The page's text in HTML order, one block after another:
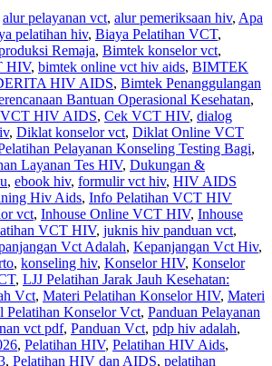
alur pelayanan vct, alur pemeriksaan hiv, Apa
pelatihan hiv, Biaya Pelatihan VCT,
Remaja, Bimtek konselor vct,
HIV, bimtek online vct hiv aids, BIMTEK
HIV AIDS, Bimtek Penanggulangan
Bantuan Operasional Kesehatan,
HIV AIDS, Cek VCT HIV, dialog
, Diklat konselor vct, Diklat Online VCT
Pelayanan Konseling Testing Bagi,
Layanan Tes HIV, Dukungan &
, ebook hiv, formulir vct hiv, HIV AIDS
Hiv Aids, Info Pelatihan VCT HIV
vct, Inhouse Online VCT HIV, Inhouse
VCT HIV, juknis hiv panduan vct,
Vct Adalah, Kepanjangan Vct Hiv,
, konseling hiv, Konselor HIV, Konselor
, LJJ Pelatihan Jarak Jauh Kesehatan:
Vct, Materi Pelatihan Konselor HIV, Materi
Pelatihan Konselor Vct, Panduan Pelayanan
vct pdf, Panduan Vct, pdp hiv adalah,
, Pelatihan HIV, Pelatihan HIV Aids,
, Pelatihan HIV dan AIDS, pelatihan